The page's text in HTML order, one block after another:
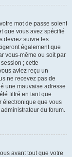
mot de passe soient
que vous avez spécifié
devrez suivre les
également que
vous-même ou soit par
; cette
aviez reçu un
ne recevez pas de
une mauvaise adresse
filtré en tant que
électronique que vous
du forum.
avant tout que votre